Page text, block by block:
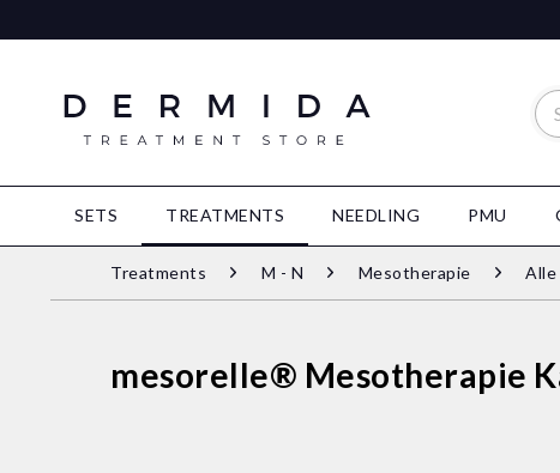
SETS TREATMENTS NEEDLING PMU
Treatments M - N Mesotherapie Alle
mesorelle® Mesotherapie